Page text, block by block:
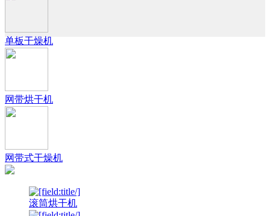
单板干燥机
网带烘干机
网带式干燥机
滚筒烘干机